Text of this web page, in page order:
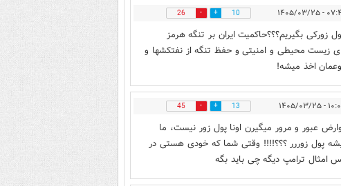
۱۴۰۵/۰۳/۲۵ 10
26
زورکی بگیریم؟؟؟حاکمیت ایران بر تنگه هرمز
زیست محیطی و امنیتی و حفظ تنگه از نفتکشها و
اخذ میشه!
۱۴۰۵/۰۳/۲۵ 13
45
عبور و مرور میگیرن اونا پول زور نیست، ما
پول زوررر ؟؟؟!!!! وقتی شما که خودی هستی در
ترامپ دیگه چی باید بگه